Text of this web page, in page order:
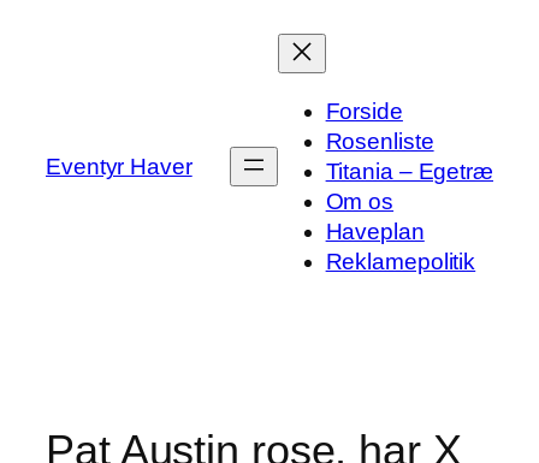
Eventyr Haver
Forside
Rosenliste
Titania – Egetræ
Om os
Haveplan
Reklamepolitik
Pat Austin rose, har X